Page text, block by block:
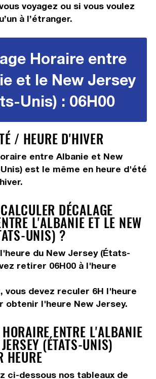
voyagez ou si vous voulez
à l’étranger.
Horaire entre
et le New Jersey
Unis) : 06H00
/ HEURE D'HIVER
entre Albanie et New
est le même en heure d'été
DÉCALAGE
L'ALBANIE ET LE NEW
UNIS) ?
du New Jersey (États-
retirer 06H00à l'heure
vous devez reculer 6H l'heure
obtenir l'heure New Jersey.
ENTRE L'ALBANIE
(ÉTATS-UNIS)
HEURE
ci-dessous nos tableaux de